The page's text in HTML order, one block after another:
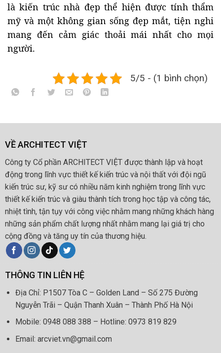
là kiến trúc nhà đẹp thể hiện được tính thẩm
mỹ và một không gian sống đẹp mắt, tiện nghi
mang đến cảm giác thoải mái nhất cho mọi
người.
5/5 - (1 bình chọn)
VỀ ARCHITECT VIỆT
Công ty Cổ phần ARCHITECT VIỆT được thành lập và hoạt
động trong lĩnh vực thiết kế kiến trúc và nội thất với đội ngũ
kiến trúc sư, kỹ sư có nhiều năm kinh nghiệm trong lĩnh vực
thiết kế kiến trúc và giàu thành tích trong học tập và công tác,
nhiệt tình, tận tụy với công việc nhằm mang những khách hàng
những sản phẩm chất lượng nhất nhằm mang lại giá trị cho
cộng đồng và tăng uy tín của thương hiệu.
THÔNG TIN LIÊN HỆ
Địa Chỉ: P1507 Tòa C – Golden Land – Số 275 Đường
Nguyễn Trãi – Quận Thanh Xuân – Thành Phố Hà Nội
Mobile: 0948 088 388 – Hotline: 0973 819 829
Email: arcviet.vn@gmail.com